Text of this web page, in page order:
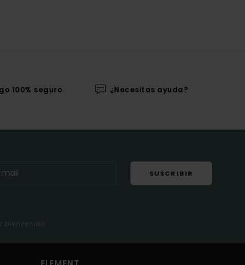
100% seguro ¿Necesitas ayuda?
SUSCRIBIR
bienvenida